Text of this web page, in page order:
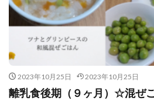
2023年10月25日 2023年10月25日
離乳食後期（９ヶ月）☆混ぜ